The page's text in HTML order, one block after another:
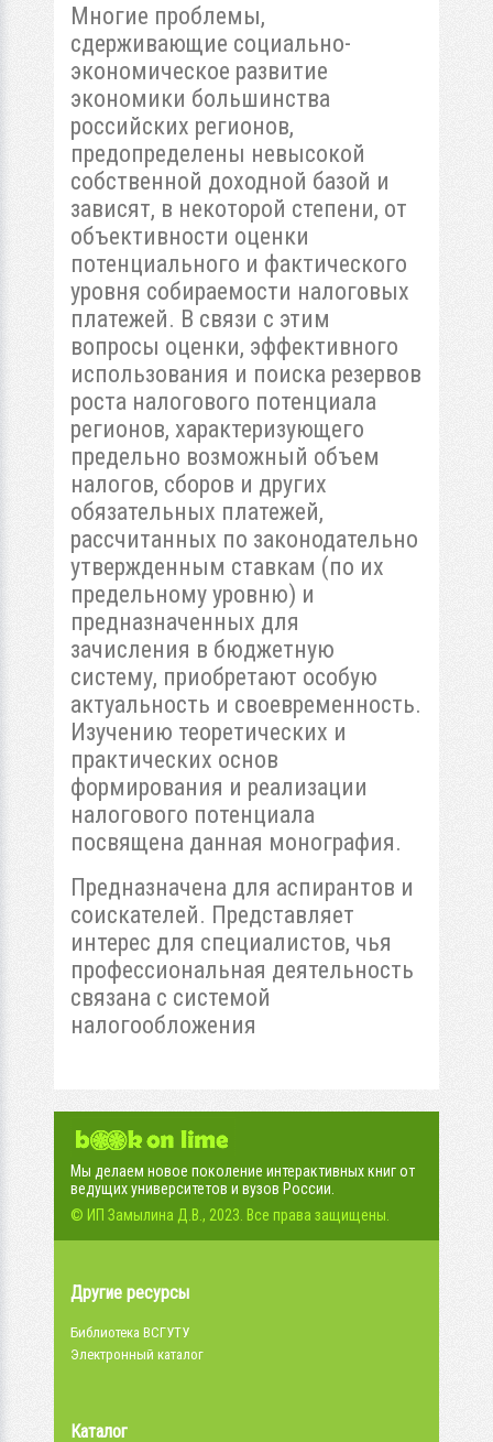
Многие проблемы,
сдерживающие социально-
экономическое развитие
экономики большинства
российских регионов,
предопределены невысокой
собственной доходной базой и
зависят, в некоторой степени, от
объективности оценки
потенциального и фактического
уровня собираемости налоговых
платежей. В связи с этим
вопросы оценки, эффективного
использования и поиска резервов
роста налогового потенциала
регионов, характеризующего
предельно возможный объем
налогов, сборов и других
обязательных платежей,
рассчитанных по законодательно
утвержденным ставкам (по их
предельному уровню) и
предназначенных для
зачисления в бюджетную
систему, приобретают особую
актуальность и своевременность.
Изучению теоретических и
практических основ
формирования и реализации
налогового потенциала
посвящена данная монография.
Предназначена для аспирантов и
соискателей. Представляет
интерес для специалистов, чья
профессиональная деятельность
связана с системой
налогообложения
Мы делаем новое поколение интерактивных книг от
ведущих университетов и вузов России.
© ИП Замылина Д.В., 2023. Все права защищены.
Другие ресурсы
Библиотека ВСГУТУ
Электронный каталог
Каталог